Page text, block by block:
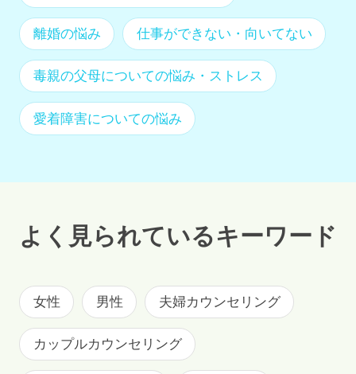
離婚の悩み 仕事ができない・向いてない
毒親の父母についての悩み・ストレス
愛着障害についての悩み
よく見られているキーワード
女性 男性 夫婦カウンセリング
カップルカウンセリング